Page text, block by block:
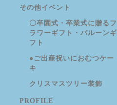
その他イベント
〇卒園式・卒業式に贈るフ
ラワーギフト・バルーンギ
フト
●ご出産祝いにおむつケー
キ
クリスマスツリー装飾
PROFILE